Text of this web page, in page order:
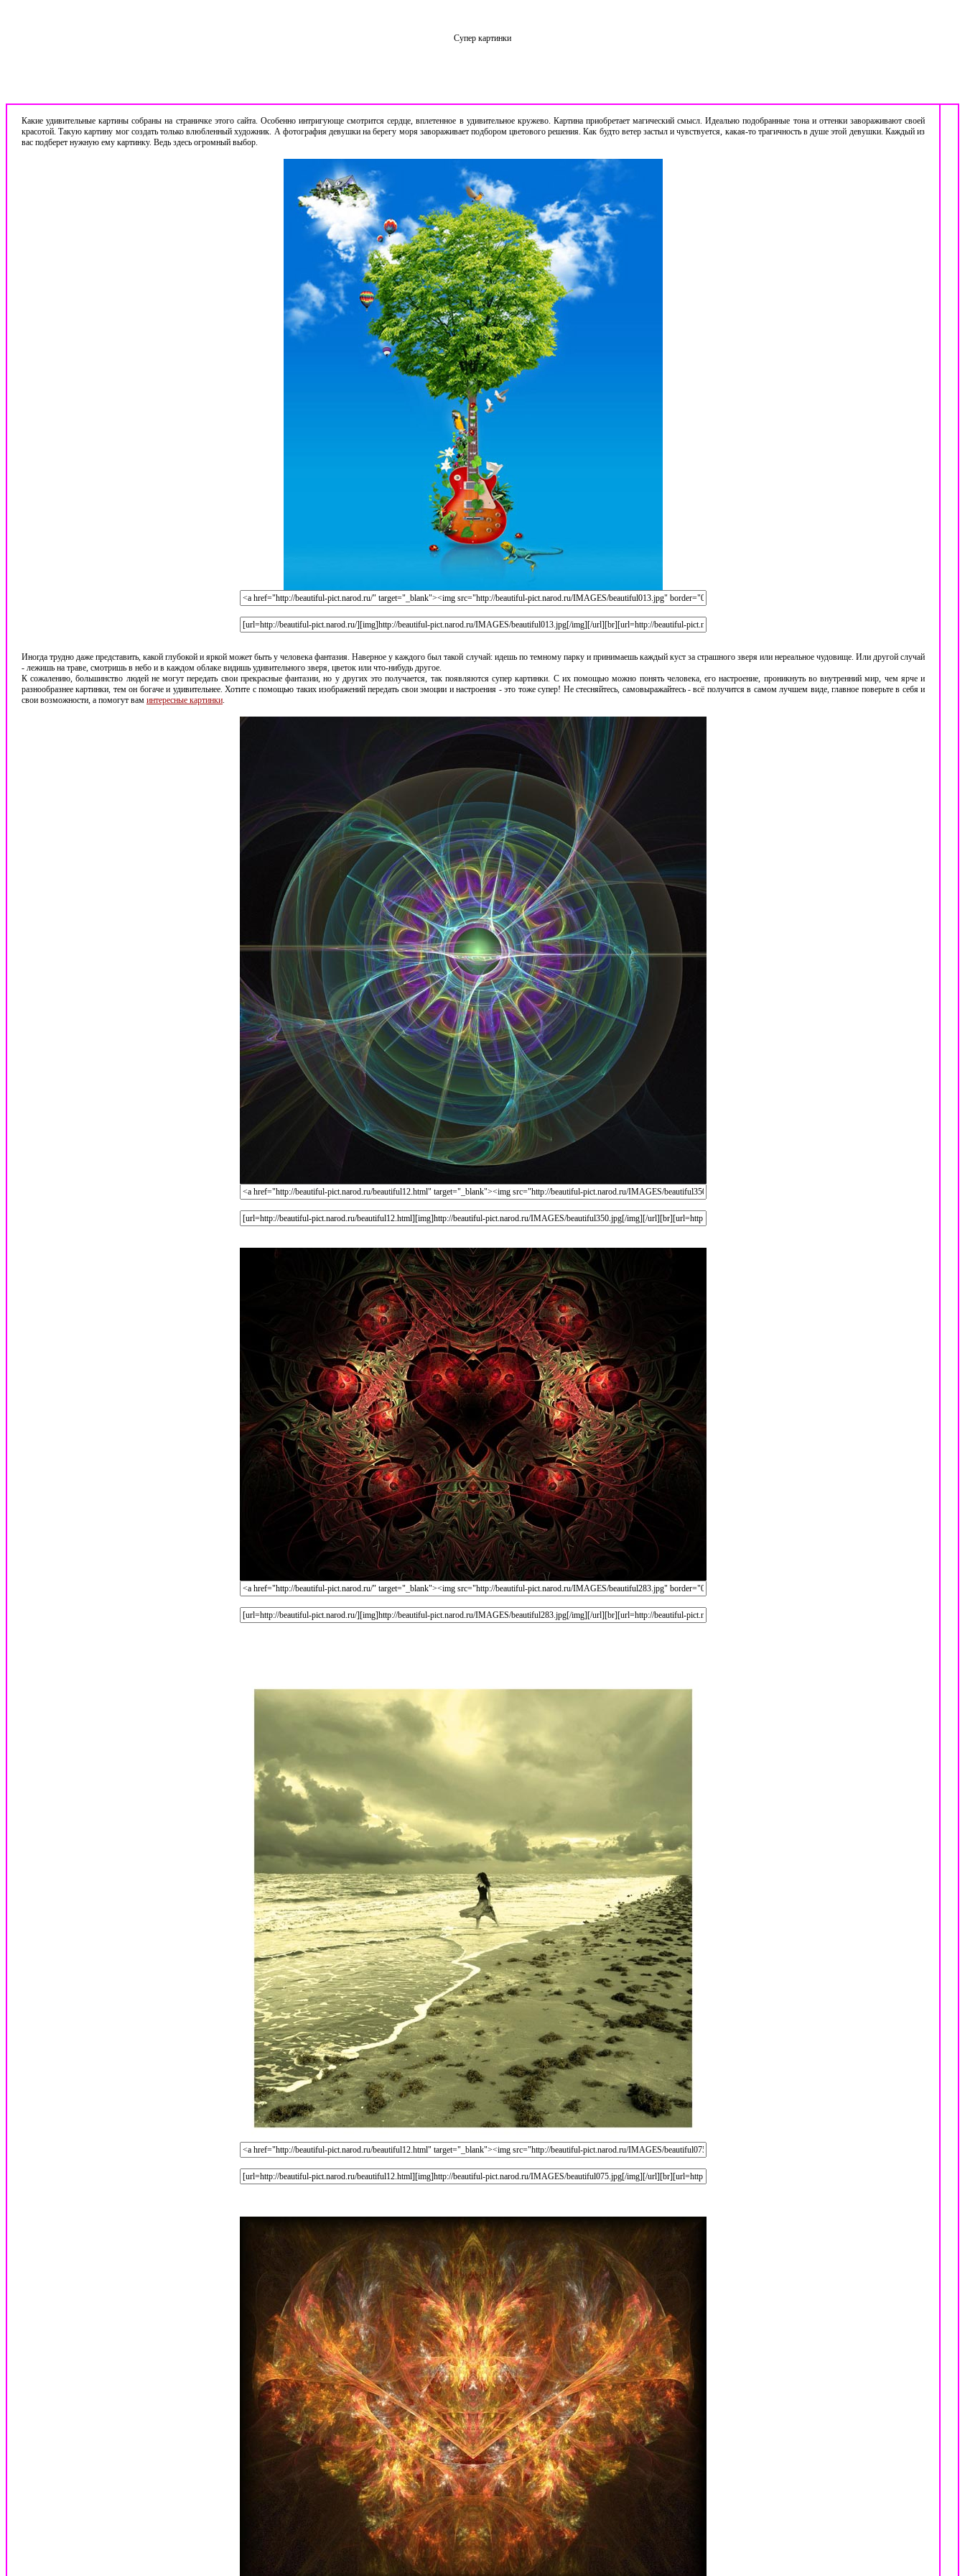
Супер картинки
Какие удивительные картины собраны на страничке этого сайта. Особенно интригующе смотрится сердце, вплетенное в удивительное кружево. Картина приобретает магический смысл. Идеально подобранные тона и оттенки завораживают своей
красотой. Такую картину мог создать только влюбленный художник. А фотография девушки на берегу моря завораживает подбором цветового решения. Как будто ветер застыл и чувствуется, какая-то трагичность в душе этой девушки. Каждый из
вас подберет нужную ему картинку. Ведь здесь огромный выбор.
Иногда трудно даже представить, какой глубокой и яркой может быть у человека фантазия. Наверное у каждого был такой случай: идешь по темному парку и принимаешь каждый куст за страшного зверя или нереальное чудовище. Или другой случай
- лежишь на траве, смотришь в небо и в каждом облаке видишь удивительного зверя, цветок или что-нибудь другое.
К сожалению, большинство людей не могут передать свои прекрасные фантазии, но у других это получается, так появляются супер картинки. С их помощью можно понять человека, его настроение, проникнуть во внутренний мир, чем ярче и
разнообразнее картинки, тем он богаче и удивительнее. Хотите с помощью таких изображений передать свои эмоции и настроения - это тоже супер! Не стесняйтесь, самовыражайтесь - всё получится в самом лучшем виде, главное поверьте в себя и
свои возможности, а помогут вам интересные картинки.